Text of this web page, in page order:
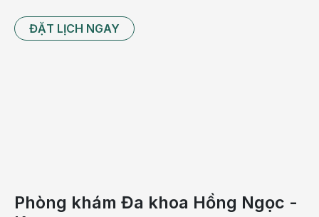
Trẻ bị sốt phát ban cần hạn chế tiếp xúc với giò trời,
còn khi ở trong phòng cần được mặc đồ thoáng mát
ĐẶT LỊCH NGAY
Phòng khám Đa khoa Hồng Ngọc -